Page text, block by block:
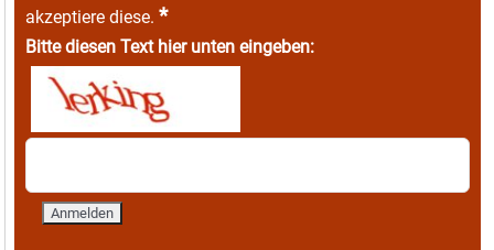
akzeptiere diese. *
Bitte diesen Text hier unten eingeben: